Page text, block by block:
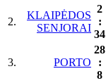
2.
KLAIPĖDOS
SENJORAI
2
:
34
3. PORTO
28
:
8